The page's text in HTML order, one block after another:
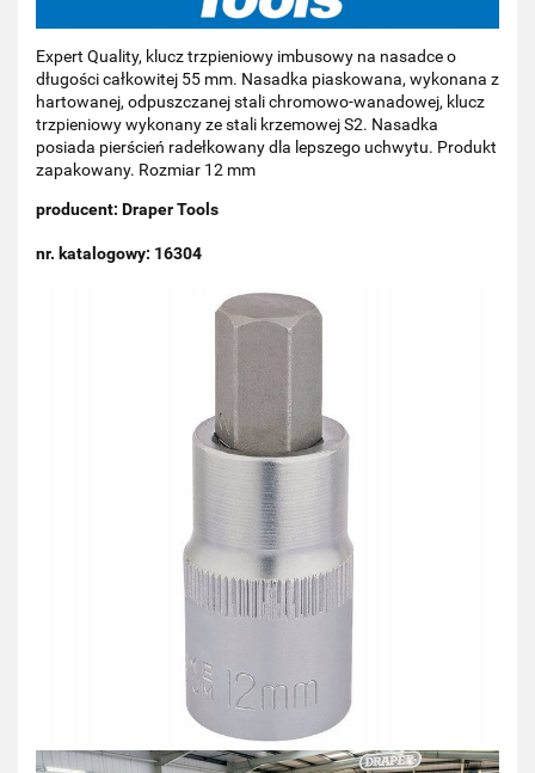
Expert Quality, klucz trzpieniowy imbusowy na nasadce o
długości całkowitej 55 mm. Nasadka piaskowana, wykonana z
hartowanej, odpuszczanej stali chromowo-wanadowej, klucz
trzpieniowy wykonany ze stali krzemowej S2. Nasadka
posiada pierścień radełkowany dla lepszego uchwytu. Produkt
zapakowany. Rozmiar 12 mm
producent: Draper Tools
nr. katalogowy: 16304